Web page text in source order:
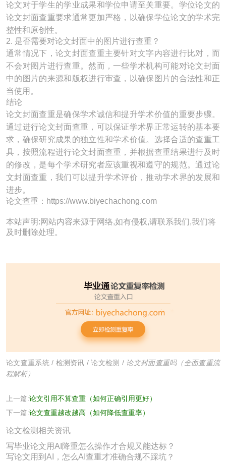
论文对于学生的学业成果和学位申请至关重要。学位论文的
论文封面查重要求通常更加严格，以确保学位论文的学术完
整性和原创性。
2. 是否需要对论文封面中的图片进行查重？
通常情况下，论文封面查重主要针对文字内容进行比对，而
不会对图片进行查重。然而，一些学术机构可能对论文封面
中的图片的来源和版权进行审查，以确保图片的合法性和正
当使用。
结论
论文封面查重是确保学术诚信和提升学术价值的重要步骤。
通过进行论文封面查重，可以保证学术界正常运转的基本要
求，确保研究成果的独立性和学术价值。选择合适的查重工
具，按照流程进行论文封面查重，并根据查重结果进行及时
的修改，是每个学术研究者应该重视和遵守的规范。通过论
文封面查重，我们可以提升学术评价，推动学术界的发展和
进步。
论文查重：https://www.biyechachong.com
本站声明:网站内容来源于网络,如有侵权,请联系我们,我们将
及时删除处理。
论文查重系统/ 检测资讯 /论文检测 / 论文封面查重吗（全面查重流
程解析）
上一篇:论文引用不算查重（如何正确引用更好）
下一篇:论文查重越改越高（如何降低查重率）
论文检测相关资讯
写毕业论文用AI降重怎么操作才合规又能达标？
写论文用到AI，怎么AI查重才准确合规不踩坑？